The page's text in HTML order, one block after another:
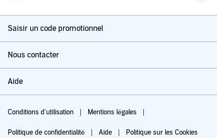
Saisir un code promotionnel
Nous contacter
Aide
Conditions d'utilisation Mentions légales
Politique de confidentialité Aide Politique sur les Cookies